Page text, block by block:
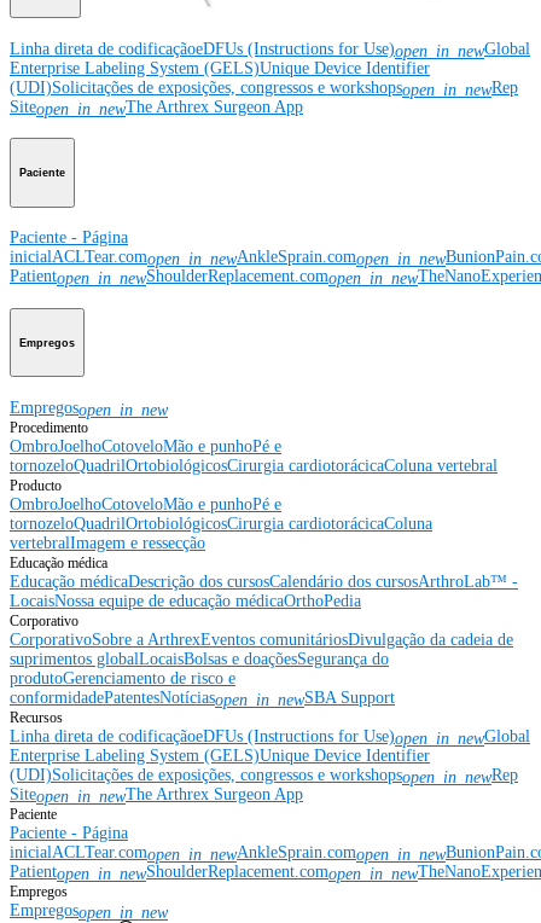
Linha direta de codificaçãoeDFUs (Instructions for Use)open_in_newGlobal
Enterprise Labeling System (GELS)Unique Device Identifier
(UDI)Solicitações de exposições, congressos e workshopsopen_in_newRep
Siteopen_in_newThe Arthrex Surgeon App
Paciente
Paciente - Página
inicialACLTear.comopen_in_newAnkleSprain.comopen_in_new
Patientopen_in_newShoulderReplacement.comopen_in_new
Empregos
Empregosopen_in_new
Procedimento
OmbroJoelhoCotoveloMão e punhoPé e
tornozeloQuadrilOrtobiológicosCirurgia cardiotorácicaColuna vertebral
Producto
OmbroJoelhoCotoveloMão e punhoPé e
tornozeloQuadrilOrtobiológicosCirurgia cardiotorácicaColuna
vertebralImagem e ressecção
Educação médica
Educação médicaDescrição dos cursosCalendário dos cursosArthroLab™ -
LocaisNossa equipe de educação médicaOrthoPedia
Corporativo
CorporativoSobre a ArthrexEventos comunitáriosDivulgação da cadeia de
suprimentos globalLocaisBolsas e doaçõesSegurança do
produtoGerenciamento de risco e
conformidadePatentesNotíciasopen_in_newSBA Support
Recursos
Linha direta de codificaçãoeDFUs (Instructions for Use)open_in_newGlobal
Enterprise Labeling System (GELS)Unique Device Identifier
(UDI)Solicitações de exposições, congressos e workshopsopen_in_newRep
Siteopen_in_newThe Arthrex Surgeon App
Paciente
Paciente - Página
inicial ACLTear.comopen_in_newAnkleSprain.comopen_in_new
Patientopen_in_newShoulderReplacement.comopen_in_new
Empregos
Empregosopen_in_new